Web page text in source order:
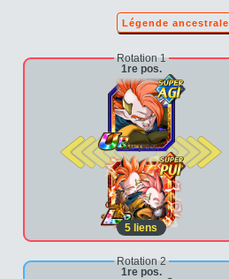
Légende ancestrale
Rotation 1
1re pos.
2e pos.
5 liens
Rotation 2
1re pos.